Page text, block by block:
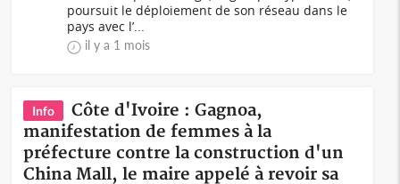
poursuit le déploiement de son réseau dans le
pays avec l’...
il y a 1 mois
Info
Côte d'Ivoire : Gagnoa,
manifestation de femmes à la
préfecture contre la construction d'un
China Mall, le maire appelé à revoir sa